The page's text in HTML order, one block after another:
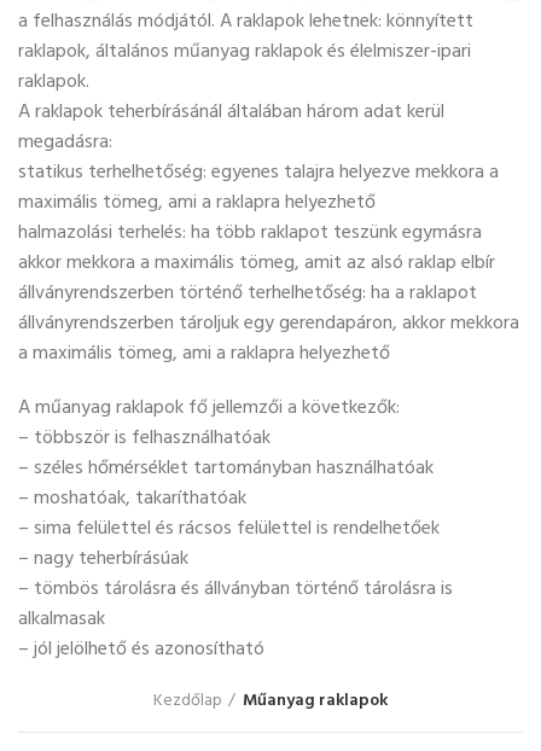
a felhasználás módjától. A raklapok lehetnek: könnyített
raklapok, általános műanyag raklapok és élelmiszer-ipari
raklapok.
A raklapok teherbírásánál általában három adat kerül
megadásra:
statikus terhelhetőség: egyenes talajra helyezve mekkora a
maximális tömeg, ami a raklapra helyezhető
halmazolási terhelés: ha több raklapot teszünk egymásra
akkor mekkora a maximális tömeg, amit az alsó raklap elbír
állványrendszerben történő terhelhetőség: ha a raklapot
állványrendszerben tároljuk egy gerendapáron, akkor mekkora
a maximális tömeg, ami a raklapra helyezhető
A műanyag raklapok fő jellemzői a következők:
– többször is felhasználhatóak
– széles hőmérséklet tartományban használhatóak
– moshatóak, takaríthatóak
– sima felülettel és rácsos felülettel is rendelhetőek
– nagy teherbírásúak
– tömbös tárolásra és állványban történő tárolásra is
alkalmasak
– jól jelölhető és azonosítható
Kezdőlap Műanyag raklapok